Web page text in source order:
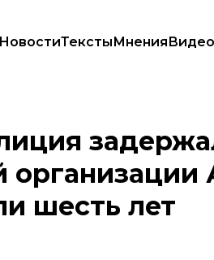
НовостиТекстыМненияВидео
преступной организации Анисимова,
организации
шесть лет